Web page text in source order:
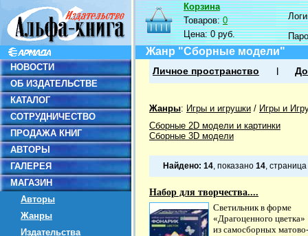
НОВОСТИ
ОБ ИЗДАТЕЛЬСТВЕ
КАТАЛОГ
СОТРУДНИЧЕСТВО
ПРОДАЖА КНИГ
АВТОРЫ
ГАЛЕРЕЯ
МАГАЗИН
Авторы
Жанры
Издательства
Корзина
Товаров:0
Цена:0 руб.
Жанр "Сборные модели"
Личное пространство
Жанры: Игры и игрушки / Игры и
Сборные 2D модели и картинки
Сборные 3D модели
Найдено: 14, показано 14, страница
Набор для творчества....
Светильник в форме
«Драгоценного цветка»
из самосборных матово-